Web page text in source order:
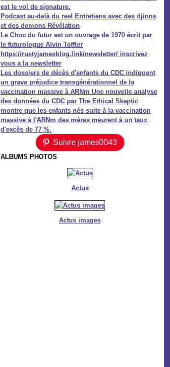
est le vol de signature.
Podcast au-delà du reel Entretiens avec des djinns
et des demons Révélation
Le Choc du futur est un ouvrage de 1970 écrit par
le futurologue Alvin Toffler
https://rustyjamesblog.link/newsletter/ inscrivez
vous a la newsletter
Les dossiers de décès d'enfants du CDC indiquent
un grave préjudice transgénérationnel de la
vaccination massive à ARNm Une nouvelle analyse
des données du CDC par The Ethical Skeptic
montre que les enfants nés suite à la vaccination
massive à l'ARNm des mères meurent à un taux
d'excès de 77 %.
Suivre james0043
ALBUMS PHOTOS
Actus
Actus images